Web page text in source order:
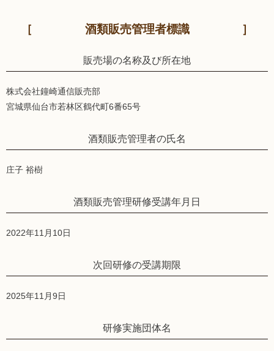
酒類販売管理者標識
販売場の名称及び所在地
株式会社鐘崎通信販売部
宮城県仙台市若林区鶴代町6番65号
酒類販売管理者の氏名
庄子 裕樹
酒類販売管理研修受講年月日
2022年11月10日
次回研修の受講期限
2025年11月9日
研修実施団体名